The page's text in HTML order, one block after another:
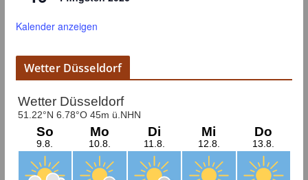
Kalender anzeigen
Wetter Düsseldorf